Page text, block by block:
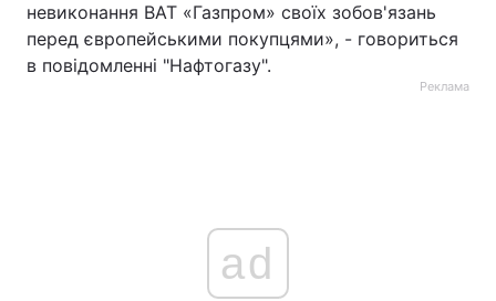
невиконання ВАТ «Газпром» своїх зобов'язань
перед європейськими покупцями», - говориться
в повідомленні "Нафтогазу".
Реклама
ad